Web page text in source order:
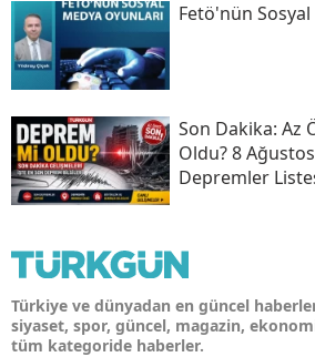
Fetö'nün
Son Daki̇ka: Az
Oldu? 8
Depremler
Türkiye ve dünyadan en güncel
siyaset, spor, güncel, magazin,
tüm kategoride haberler.